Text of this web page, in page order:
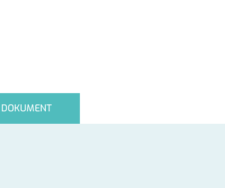
DOKUMENT